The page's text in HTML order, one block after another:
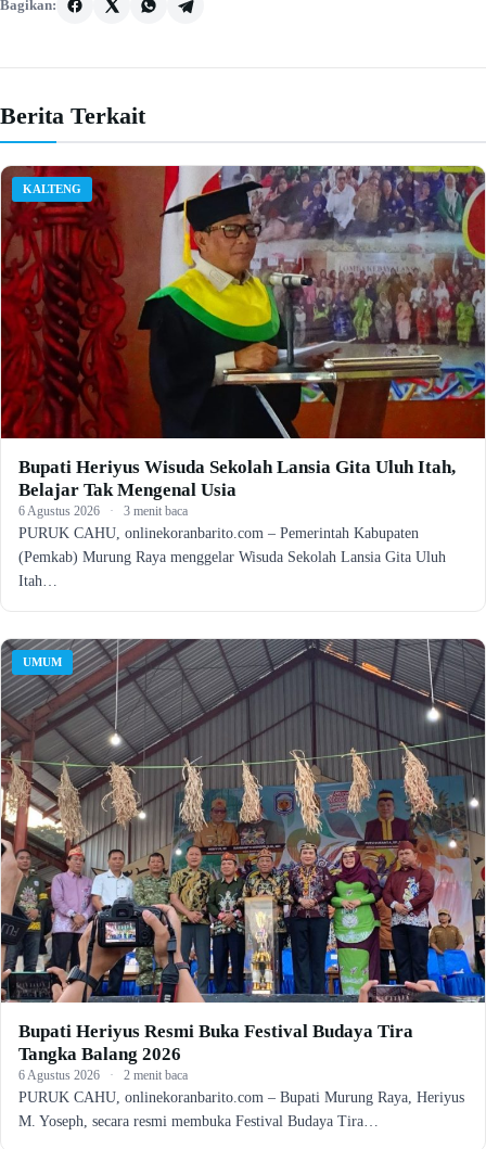
Bagikan:
Berita Terkait
KALTENG
Bupati Heriyus Wisuda Sekolah Lansia Gita Uluh Itah,
Belajar Tak Mengenal Usia
6 Agustus 2026 · 3 menit baca
PURUK CAHU, onlinekoranbarito.com – Pemerintah Kabupaten
(Pemkab) Murung Raya menggelar Wisuda Sekolah Lansia Gita Uluh
Itah…
UMUM
Bupati Heriyus Resmi Buka Festival Budaya Tira
Tangka Balang 2026
6 Agustus 2026 · 2 menit baca
PURUK CAHU, onlinekoranbarito.com – Bupati Murung Raya, Heriyus
M. Yoseph, secara resmi membuka Festival Budaya Tira…